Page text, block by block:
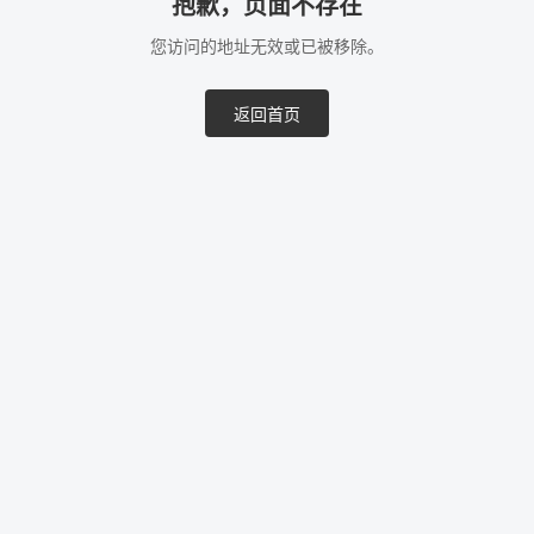
抱歉，页面不存在
您访问的地址无效或已被移除。
返回首页